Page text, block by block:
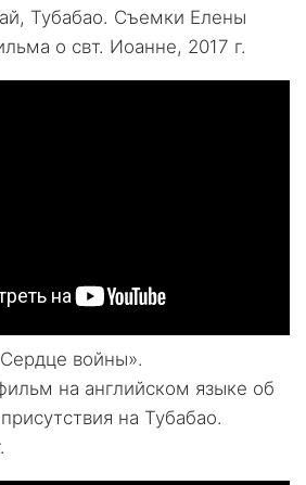
Тубабао. Съемки Елены
о свт. Иоанне, 2017 г.
войны».
на английском языке об
на Тубабао.